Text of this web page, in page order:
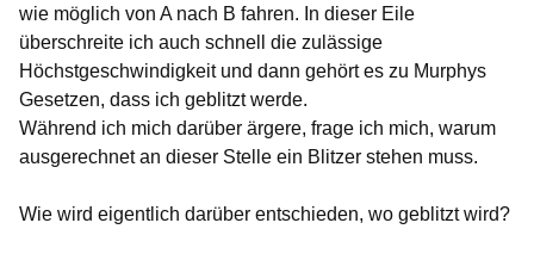
wie möglich von A nach B fahren. In dieser Eile
überschreite ich auch schnell die zulässige
Höchstgeschwindigkeit und dann gehört es zu Murphys
Gesetzen, dass ich geblitzt werde.
Während ich mich darüber ärgere, frage ich mich, warum
ausgerechnet an dieser Stelle ein Blitzer stehen muss.
Wie wird eigentlich darüber entschieden, wo geblitzt wird?